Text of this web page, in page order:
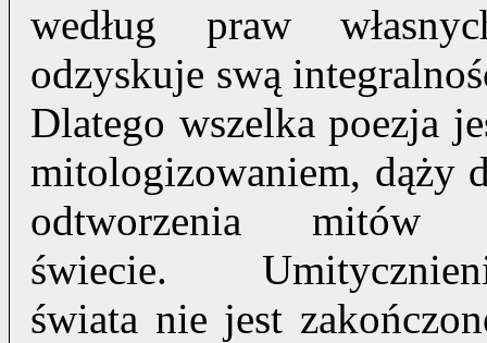
według praw
odzyskuje swą
Dlatego wszelka poezja
mitologizowaniem, dąży
odtworzenia mitów
świecie.
świata nie jest